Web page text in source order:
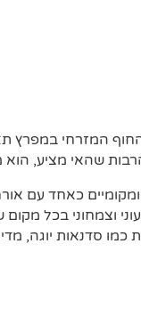
החוף המזרחי
שהאי מציע, הוא
כאחד עם
וצמחוני בכל
כמו סדנאות יוגה,